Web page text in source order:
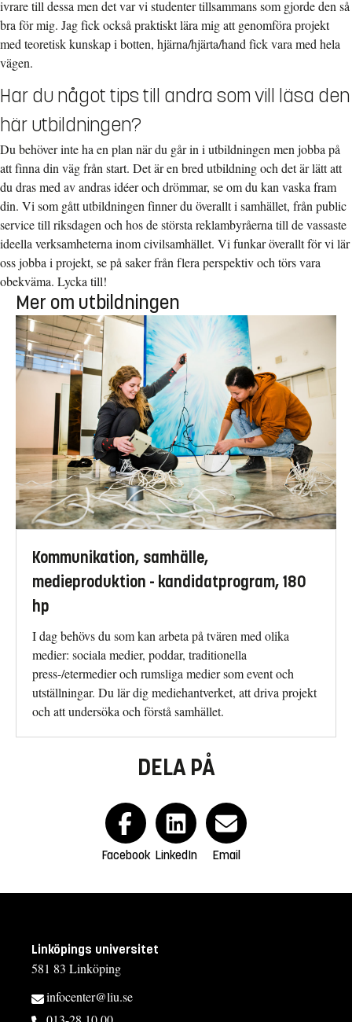
ivrare till dessa men det var vi studenter tillsammans som gjorde den så
bra för mig. Jag fick också praktiskt lära mig att genomföra projekt
med teoretisk kunskap i botten, hjärna/hjärta/hand fick vara med hela
vägen.
Har du något tips till andra som vill läsa den
här utbildningen?
Du behöver inte ha en plan när du går in i utbildningen men jobba på
att finna din väg från start. Det är en bred utbildning och det är lätt att
du dras med av andras idéer och drömmar, se om du kan vaska fram
din. Vi som gått utbildningen finner du överallt i samhället, från public
service till riksdagen och hos de största reklambyråerna till de vassaste
ideella verksamheterna inom civilsamhället. Vi funkar överallt för vi lär
oss jobba i projekt, se på saker från flera perspektiv och törs vara
obekväma. Lycka till!
Mer om utbildningen
Kommunikation, samhälle,
medieproduktion - kandidatprogram, 180
hp
I dag behövs du som kan arbeta på tvären med olika
medier: sociala medier, poddar, traditionella
press-/etermedier och rumsliga medier som event och
utställningar. Du lär dig mediehantverket, att driva projekt
och att undersöka och förstå samhället.
DELA PÅ
Facebook LinkedIn Email
Linköpings universitet
581 83 Linköping
infocenter@liu.se